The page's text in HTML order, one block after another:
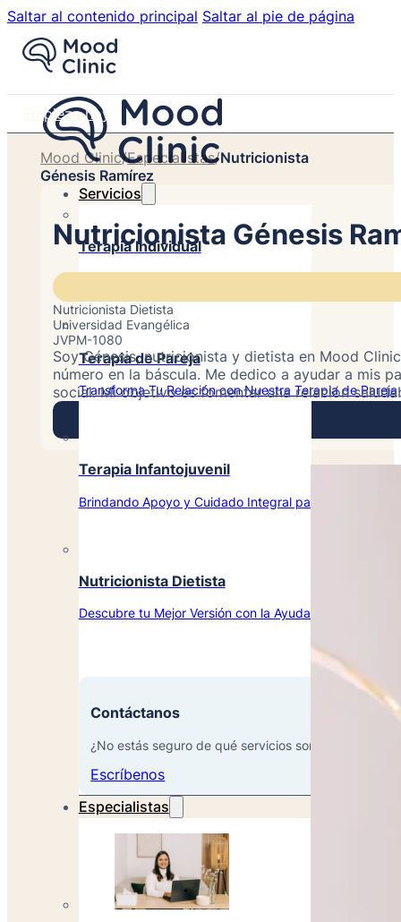
Saltar al contenido principal Saltar al pie de página
Servicios
Terapia Individual
Terapia de Pareja
Transforma Tu Relación con Nuestra Terapia de Pareja
Terapia Infantojuvenil
Brindando Apoyo y Cuidado Integral para el Bienestar
Nutricionista Dietista
Descubre tu Mejor Versión con la Ayuda de Nuestros
Contáctanos
¿No estás seguro de qué servicios son los mejores
Escríbenos
Especialistas
Empieza hoy
Mood Clinic/Especialistas/Nutricionista
Génesis Ramírez
Nutricionista Génesis
Nutricionista Dietista
Universidad Evangélica
JVPM-1080
Soy Génesis, nutricionista y dietista en Mood
número en la báscula. Me dedico a ayudar a mis
social. Mi objetivo es fomentar una relación